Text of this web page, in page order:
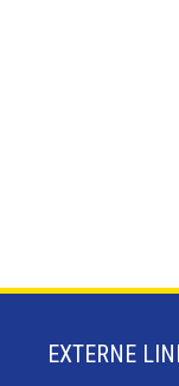
EXTERNE